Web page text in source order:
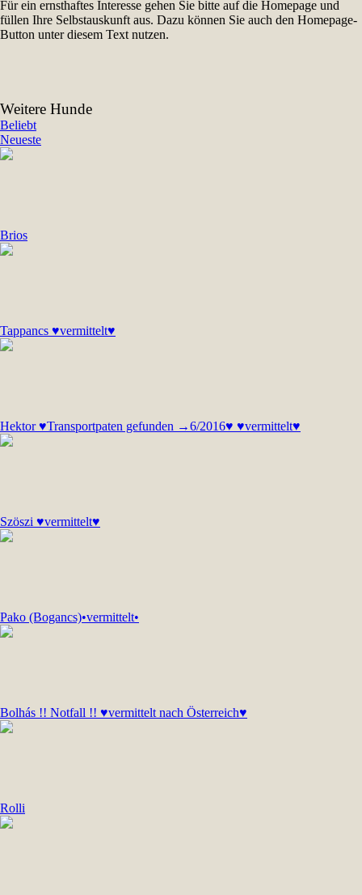
Für ein ernsthaftes Interesse gehen Sie bitte auf die Homepage und
füllen Ihre Selbstauskunft aus. Dazu können Sie auch den Homepage-
Button unter diesem Text nutzen.
Weitere Hunde
Beliebt
Neueste
Brios
Tappancs ♥vermittelt♥
Hektor ♥Transportpaten gefunden →6/2016♥ ♥vermittelt♥
Szöszi ♥vermittelt♥
Pako (Bogancs)•vermittelt•
Bolhás !! Notfall !! ♥vermittelt nach Österreich♥
Rolli